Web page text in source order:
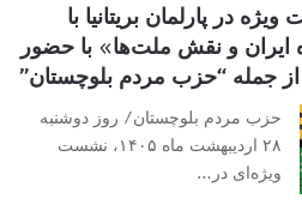
در پارلمان بریتانیا با
ایران و نقش ملت‌ها» با حضور
جمله “حزب مردم بلوچستان”
حزب مردم بلوچستان/ روز دوشنبه
۲۸ اردیبهشت ماه ۱۴۰۵، نشست
ویژه‌ای در…